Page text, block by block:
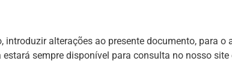
introduzir alterações ao presente documento,
sempre disponível para consulta no nosso site